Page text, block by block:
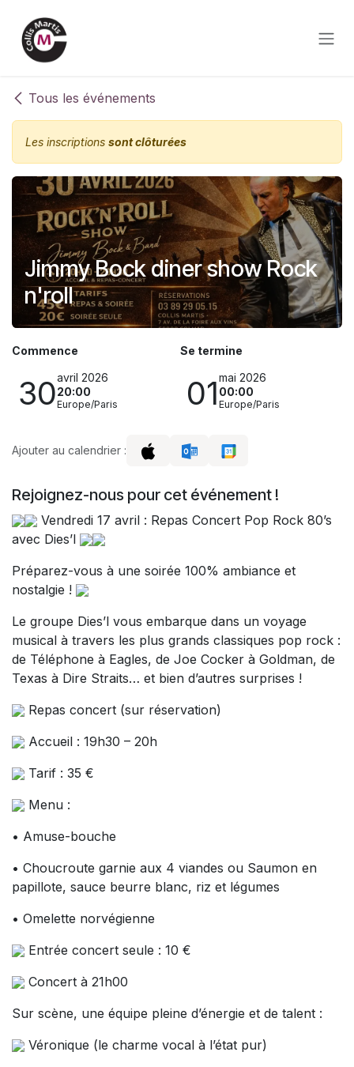
Tous les événements
Les inscriptions sont clôturées
Jimmy Bock diner show Rock
n'roll
Commence
30avril 2026
20:00
Europe/Paris
Se termine
01mai 2026
00:00
Europe/Paris
Ajouter au calendrier :
Rejoignez-nous pour cet événement !
Vendredi 17 avril : Repas Concert Pop Rock 80’s
avec Dies’l
Préparez-vous à une soirée 100% ambiance et
nostalgie !
Le groupe Dies’l vous embarque dans un voyage
musical à travers les plus grands classiques pop rock :
de Téléphone à Eagles, de Joe Cocker à Goldman, de
Texas à Dire Straits… et bien d’autres surprises !
Repas concert (sur réservation)
Accueil : 19h30 – 20h
Tarif : 35 €
Menu :
• Amuse-bouche
• Choucroute garnie aux 4 viandes ou Saumon en
papillote, sauce beurre blanc, riz et légumes
• Omelette norvégienne
Entrée concert seule : 10 €
Concert à 21h00
Sur scène, une équipe pleine d’énergie et de talent :
Véronique (le charme vocal à l’état pur)